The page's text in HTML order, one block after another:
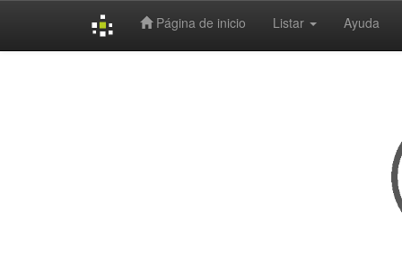
Página de inicio Listar Ayuda